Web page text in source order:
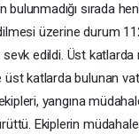
sırada
üzerine durum
edildi. Üst katlarda
katlarda bulunan
yangına
Ekiplerin